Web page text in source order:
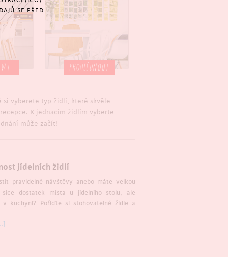
PROHLÉDNOUT
si vyberete typ židlí, které skvěle
K jednacím židlím vyberte
může začít!
jídelních židlí
pravidelné návštěvy anebo máte velkou
sice dostatek místa u jídelního stolu, ale
v kuchyni? Pořiďte si stohovatelné židle a
SE PŘED